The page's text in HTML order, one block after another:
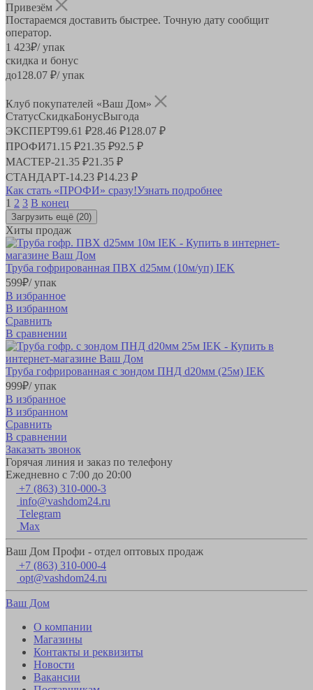
Привезём
Постараемся доставить быстрее. Точную дату сообщит
оператор.
1 423₽/ упак
скидка и бонус
до128.07 ₽/ упак
Клуб покупателей «Ваш Дом»
СтатусСкидкаБонусВыгода
ЭКСПЕРТ99.61 ₽28.46 ₽128.07 ₽
ПРОФИ71.15 ₽21.35 ₽92.5 ₽
МАСТЕР-21.35 ₽21.35 ₽
СТАНДАРТ-14.23 ₽14.23 ₽
Как стать «ПРОФИ» сразу!Узнать подробнее
1 2 3 В конец
Загрузить ещё (20)
Хиты продаж
Труба гофрированная ПВХ d25мм (10м/уп) IEK
599₽/ упак
В избранное
В избранном
Сравнить
В сравнении
Труба гофрированная с зондом ПНД d20мм (25м) IEK
999₽/ упак
В избранное
В избранном
Сравнить
В сравнении
Заказать звонок
Горячая линия и заказ по телефону
Ежедневно с 7:00 до 20:00
+7 (863) 310-000-3
info@vashdom24.ru
Telegram
Max
Ваш Дом Профи - отдел оптовых продаж
+7 (863) 310-000-4
opt@vashdom24.ru
Ваш Дом
О компании
Магазины
Контакты и реквизиты
Новости
Вакансии